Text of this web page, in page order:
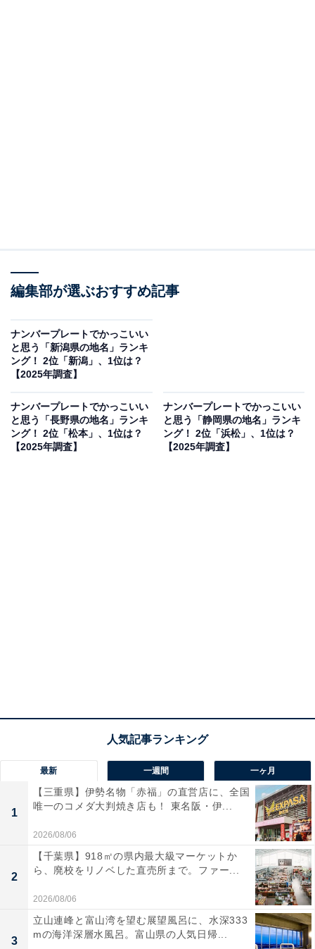
編集部が選ぶおすすめ記事
ナンバープレートでかっこいい
と思う「新潟県の地名」ランキ
ング！ 2位「新潟」、1位は？
【2025年調査】
ナンバープレートでかっこいい
と思う「長野県の地名」ランキ
ング！ 2位「松本」、1位は？
【2025年調査】
ナンバープレートでかっこいい
と思う「静岡県の地名」ランキ
ング！ 2位「浜松」、1位は？
【2025年調査】
最新 一週間 一ヶ月
1
【三重県】伊勢名物「赤福」の直営店に、全国
唯一のコメダ大判焼き店も！ 東名阪・伊...
2026/08/06
2
【千葉県】918㎡の県内最大級マーケットか
ら、廃校をリノベした直売所まで。ファー...
2026/08/06
3
立山連峰と富山湾を望む展望風呂に、水深333
mの海洋深層水風呂。富山県の人気日帰...